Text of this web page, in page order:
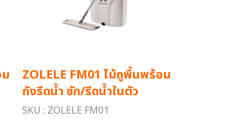
ZOLELE FM01 ไม้ถูพื้นพร้อม
ถังรีดน้ำ ซัก/รีดน้ำในตัว
SKU : ZOLELE FM01